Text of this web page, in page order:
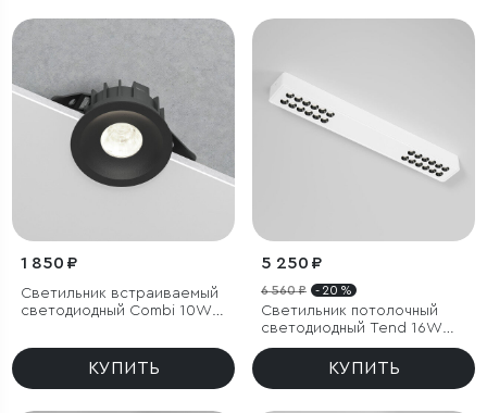
1 850 ₽
Светильник встраиваемый
светодиодный Combi 10W
КУПИТЬ
5 250 ₽
6 560 ₽ - 20 %
Светильник потолочный
светодиодный Tend 16W
4000K белый
КУПИТЬ